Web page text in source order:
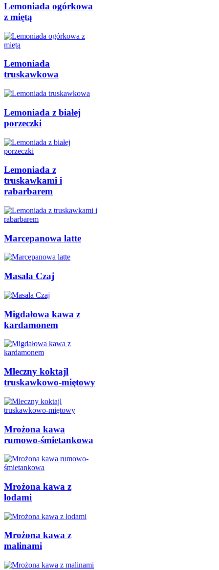
Lemoniada ogórkowa
z miętą
Lemoniada
truskawkowa
Lemoniada z białej
porzeczki
Lemoniada z
truskawkami i
rabarbarem
Marcepanowa latte
Masala Czaj
Migdałowa kawa z
kardamonem
Mleczny koktajl
truskawkowo-miętowy
Mrożona kawa
rumowo-śmietankowa
Mrożona kawa z
lodami
Mrożona kawa z
malinami